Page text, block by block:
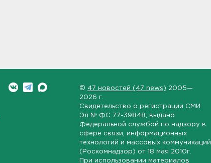
© 47 новостей (47 news) 2005—
2026 г.
Свидетельство о регистрации СМИ
Эл № ФС 77-39848 , выдано
Федеральной службой по надзору в
сфере связи, информационных
технологий и массовых коммуникаций
(Роскомнадзор) от 18 мая 2010г.
При использовании материалов